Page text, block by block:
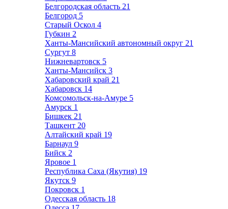
Белгородская область 21
Белгород 5
Старый Оскол 4
Губкин 2
Ханты-Мансийский автономный округ 21
Сургут 8
Нижневартовск 5
Ханты-Мансийск 3
Хабаровский край 21
Хабаровск 14
Комсомольск-на-Амуре 5
Амурск 1
Бишкек 21
Ташкент 20
Алтайский край 19
Барнаул 9
Бийск 2
Яровое 1
Республика Саха (Якутия) 19
Якутск 9
Покровск 1
Одесская область 18